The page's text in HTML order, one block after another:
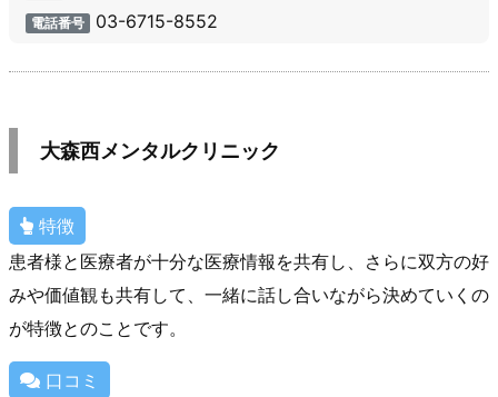
電話番号 03-6715-8552
大森西メンタルクリニック
特徴
患者様と医療者が十分な医療情報を共有し、さらに双方の好
みや価値観も共有して、一緒に話し合いながら決めていくの
が特徴とのことです。
口コミ